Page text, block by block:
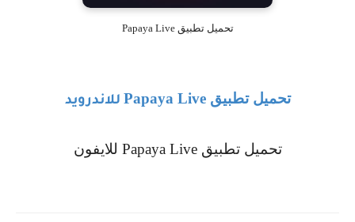
تحميل تطبيق Papaya Live
تحميل تطبيقPapaya Live للاندرويد
تحميل تطبيقPapaya Live للايفون